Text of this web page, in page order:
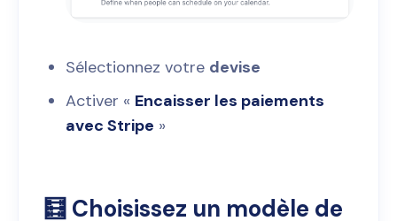
Sélectionnez votre devise
Activer « Encaisser les paiements
avec Stripe »
🧮 Choisissez un modèle de